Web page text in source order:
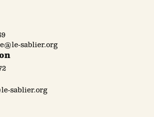
sablier.org
sablier.org